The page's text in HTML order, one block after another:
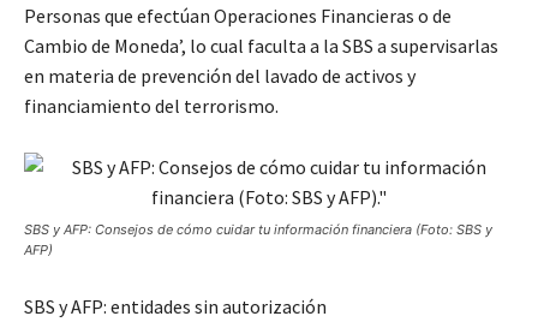
Personas que efectúan Operaciones Financieras o de
Cambio de Moneda’, lo cual faculta a la SBS a supervisarlas
en materia de prevención del lavado de activos y
financiamiento del terrorismo.
SBS y AFP: Consejos de cómo cuidar tu información financiera (Foto: SBS y
AFP)
SBS y AFP: entidades sin autorización